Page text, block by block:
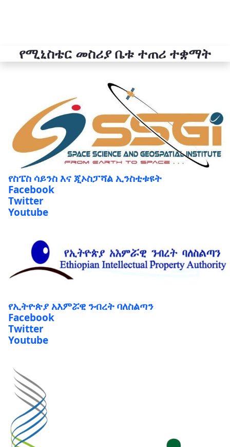
የሚኒስቴር መስሪያ ቤቱ ተጠሪ ተቋማት
የስፔስ ሳይንስ እና ጂኦስፓሻል ኢንስቲቱዩት
Facebook
Twitter
Youtube
የኢትዮጵያ አእምሯዊ ንብረት ባለስልጣን
Facebook
Twitter
Youtube